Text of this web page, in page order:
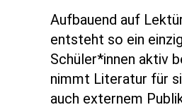
Aufbauend auf
entsteht so ein
Schüler*innen aktiv
nimmt Literatur für
auch externem